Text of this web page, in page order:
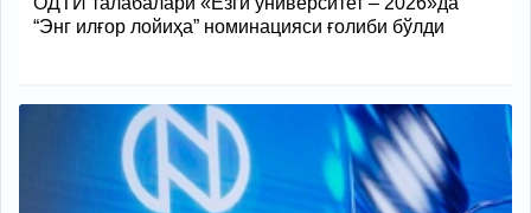
“Энг илғор лойиҳа” номинацияси ғолиби бўлди